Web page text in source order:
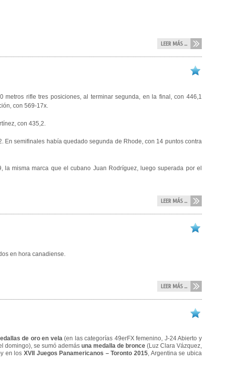
LEER MÁS ...
rifle tres posiciones, al terminar segunda, en la final, con 446,1
con 569-17x.
con 435,2.
semifinales había quedado segunda de Rhode, con 14 puntos contra
misma marca que el cubano Juan Rodríguez, luego superada por el
LEER MÁS ...
en hora canadiense.
LEER MÁS ...
de oro en vela(en las categorías 49erFX femenino, J-24 Abierto y
domingo), se sumó además una medalla de bronce(Luz Clara Vázquez,
en los XVII Juegos Panamericanos – Toronto 2015, Argentina se ubica